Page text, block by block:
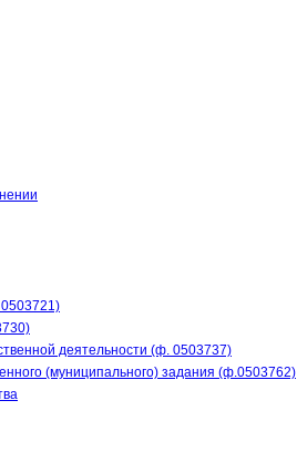
деятельности (ф. 0503737)
(муниципального) задания (ф.0503762)